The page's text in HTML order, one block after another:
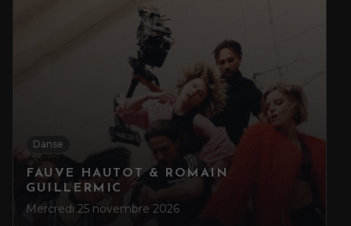
Danse
FAUVE HAUTOT & ROMAIN
GUILLERMIC
Mercredi 25 novembre 2026